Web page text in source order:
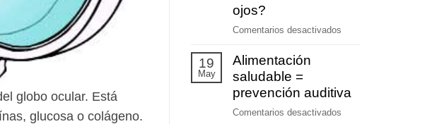
globo ocular. Está
glucosa o colágeno.
ojos?
Comentarios desactivados
¿descansan
19
May
Alimentación
saludable =
prevención auditiva
Comentarios desactivados